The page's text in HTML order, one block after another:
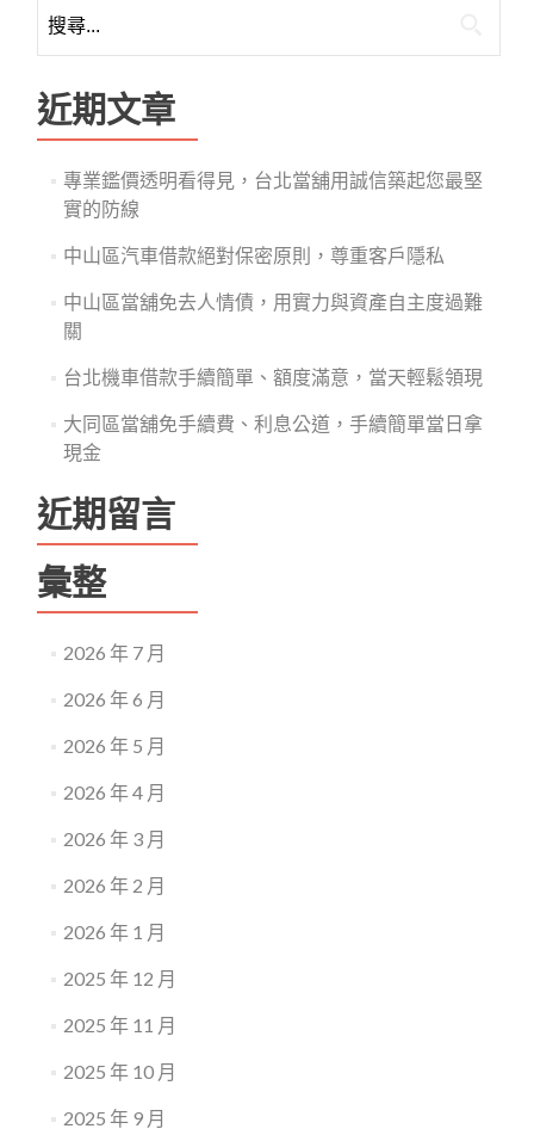
尋
鍵
字:
近期文章
專業鑑價透明看得見，台北當舖用誠信築起您最堅
實的防線
中山區汽車借款絕對保密原則，尊重客戶隱私
中山區當舖免去人情債，用實力與資產自主度過難
關
台北機車借款手續簡單、額度滿意，當天輕鬆領現
大同區當舖免手續費、利息公道，手續簡單當日拿
現金
近期留言
彙整
2026 年 7 月
2026 年 6 月
2026 年 5 月
2026 年 4 月
2026 年 3 月
2026 年 2 月
2026 年 1 月
2025 年 12 月
2025 年 11 月
2025 年 10 月
2025 年 9 月